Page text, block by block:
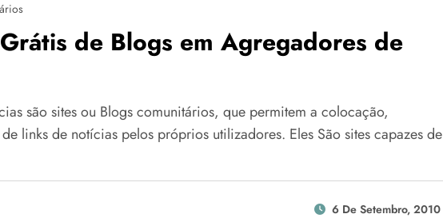
de Blogs em Agregadores de
são sites ou Blogs comunitários, que permitem a colocação,
links de notícias pelos próprios utilizadores. Eles São sites capazes de
6 De Setembro, 2010